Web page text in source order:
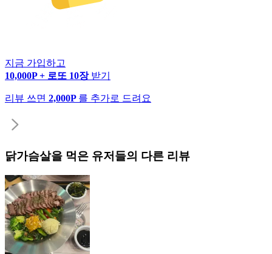
지금 가입하고
10,000P + 로또 10장 받기
리뷰 쓰면 2,000P 를 추가로 드려요
닭가슴살을 먹은 유저들의 다른 리뷰